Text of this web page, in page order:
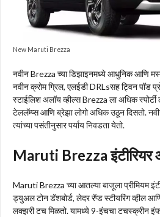
New Maruti Brezza
नवीन Brezza च्या डिझाइनमध्ये आधुनिक आणि
नवीन क्रोम ग्रिल, एलईडी DRLsसह ट्विन पॉड
स्टाईलिश अलॉय व्हील्स Brezza ला अधिक
टेललॅम्प्स आणि ब्रेझा लोगो अधिक उठून दिसतो.
त्यांच्या पसंतीनुसार पर्याय निवडता येतो.
Maruti Brezza इंटीरियर
Maruti Brezza च्या आतल्या बाजूला प्रीमियम
ड्युअल टोन डॅशबोर्ड, लेदर रॅप्ड स्टीयरिंग व्हील
लक्झरी टच मिळतो. यामध्ये 9-इंचचा टचस्क्रीन